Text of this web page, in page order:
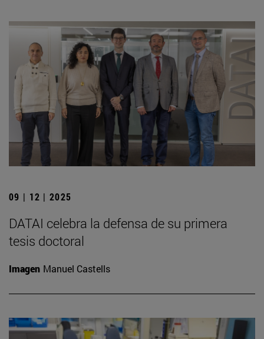
09 | 12 | 2025
DATAI celebra la defensa de su primera
tesis doctoral
Imagen Manuel Castells